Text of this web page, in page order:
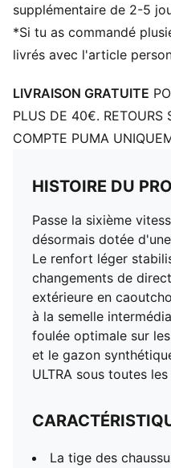
Tige en maille légère
GripControl skin pour un
Surface : Gazon
Détails brandés PUMA
PUMA Enfant et
supplémentaire de 2-5
*Si tu as commandé
livrés avec l'article
LIVRAISON GRATUITE
PLUS DE 40€. RETOURS
COMPTE PUMA
HISTOIRE DU
Passe la sixième
désormais dotée
Le renfort léger
changements de
extérieure en
à la semelle
foulée optimale sur
et le gazon
ULTRA sous toutes
La tige des